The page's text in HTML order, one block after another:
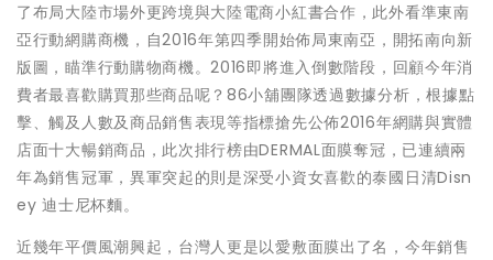
了布局大陸市場外更跨境與大陸電商小紅書合作，此外看準東南
亞行動網購商機，自2016年第四季開始佈局東南亞，開拓南向新
版圖，瞄準行動購物商機。2016即將進入倒數階段，回顧今年消
費者最喜歡購買那些商品呢？86小舖團隊透過數據分析，根據點
擊、觸及人數及商品銷售表現等指標搶先公佈2016年網購與實體
店面十大暢銷商品，此次排行榜由DERMAL面膜奪冠，已連續兩
年為銷售冠軍，異軍突起的則是深受小資女喜歡的泰國日清Disn
ey 迪士尼杯麵。
近幾年平價風潮興起，台灣人更是以愛敷面膜出了名，今年銷售